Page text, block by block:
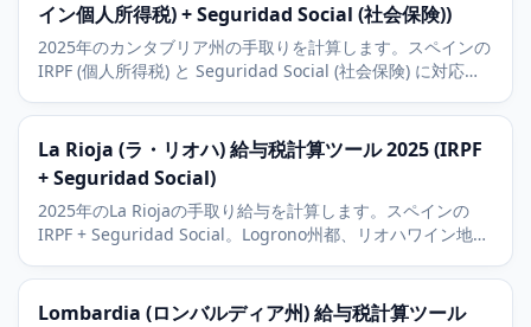
イン個人所得税) + Seguridad Social (社会保険))
2025年のカンタブリア州の手取りを計算します。スペインの
IRPF (個人所得税) と Seguridad Social (社会保険) に対応。
岸の観光の状況も解説。
La Rioja (ラ・リオハ) 給与税計算ツール 2025 (IRPF
+ Seguridad Social)
2025年のLa Riojaの手取り給与を計算します。スペインの
IRPF + Seguridad Social。Logrono州都、リオハワイン地
Lombardia (ロンバルディア州) 給与税計算ツール